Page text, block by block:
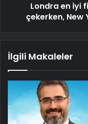
Londra en iyi
çekerken, New
İlgili Makaleler